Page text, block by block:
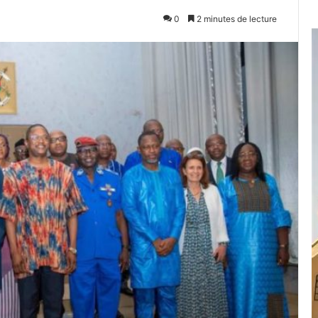
0 2 minutes de lecture